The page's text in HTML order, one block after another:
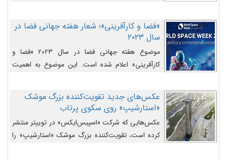
«فضا و کارآفرینی»؛ شعار هفته جهانی فضا در
سال ۲۰۲۳
موضوع هفته جهانی فضا در سال ۲۰۲۳ «فضا و
کارآفرینی» اعلام شده است. این موضوع به اهمیت
روزافزون کارآفرینی در حوزه فضایی و مزایای جدیدی که
کارآفرینان این حوزه ایجاد می‌کنند، می‌پردازد.
عکس‌های جدید تقویت‌کننده بزرگ موشک
«استارشیپ» روی سکوی پرتاب
عکس‌هایی که شرکت «اسپیس‌ایکس» در توییتر منتشر
کرده است، تقویت‌کننده بزرگ موشک «استارشیپ» را